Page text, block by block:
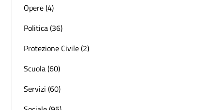
Opere (4)
Politica (36)
Protezione Civile (2)
Scuola (60)
Servizi (60)